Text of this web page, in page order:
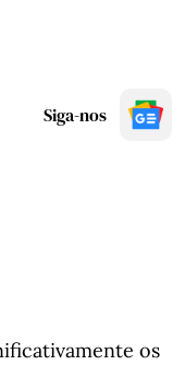
Siga-nos
os